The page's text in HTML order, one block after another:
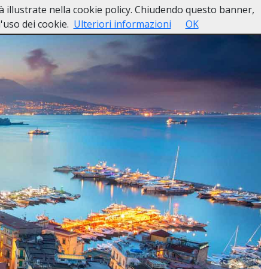
Lutti Personaggi Pubblici Contatti
nella cookie policy. Chiudendo questo banner,
dei cookie. Ulteriori informazioni OK